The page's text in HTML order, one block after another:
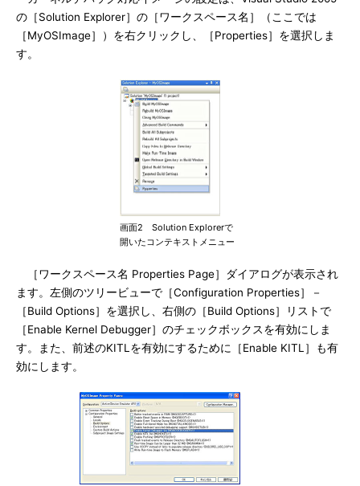
の［Solution Explorer］の［ワークスペース名］（ここでは
［MyOSImage］）を右クリックし、［Properties］を選択しま
す。
画面2 Solution Explorerで
開いたコンテキストメニュー
［ワークスペース名 Properties Page］ダイアログが表示され
ます。左側のツリービューで［Configuration Properties］－
［Build Options］を選択し、右側の［Build Options］リストで
［Enable Kernel Debugger］のチェックボックスを有効にしま
す。また、前述のKITLを有効にするために［Enable KITL］も有
効にします。